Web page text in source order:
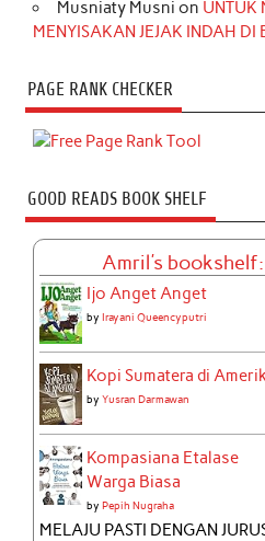
Musniaty Musni on UNTUK
MENYISAKAN JEJAK INDAH DI
PAGE RANK CHECKER
GOOD READS BOOK SHELF
Amril's bookshelf:
Ijo Anget Anget
byIrayani Queencyputri
Kopi Sumatera di
byYusran Darmawan
Kompasiana Etalase
Warga Biasa
byPepih Nugraha
MELAJU PASTI DENGAN